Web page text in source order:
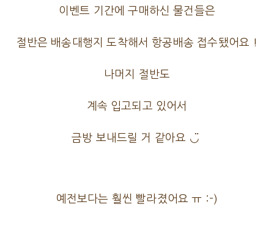
이벤트 기간에 구매하신 물건들은
절반은 배송대행지 도착해서 항공배송 접수됐어요 !
나머지 절반도
계속 입고되고 있어서
금방 보내드릴 거 같아요 ◡̈
예전보다는 훨씬 빨라졌어요 ㅠ :-)